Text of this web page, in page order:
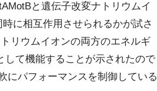
と遺伝子改変ナトリウムイ
に相互作用させられるかが試さ
リウムイオンの両方のエネルギ
して機能することが示されたので
にパフォーマンスを制御している